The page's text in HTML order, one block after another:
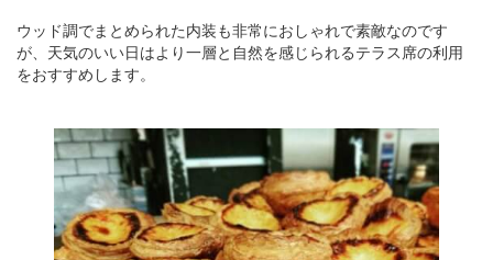
ウッド調でまとめられた内装も非常におしゃれで素敵なのです
が、天気のいい日はより一層と自然を感じられるテラス席の利用
をおすすめします。